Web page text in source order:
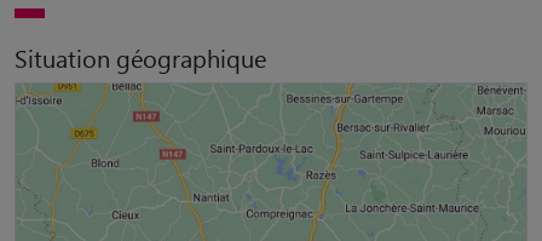
Situation géographique